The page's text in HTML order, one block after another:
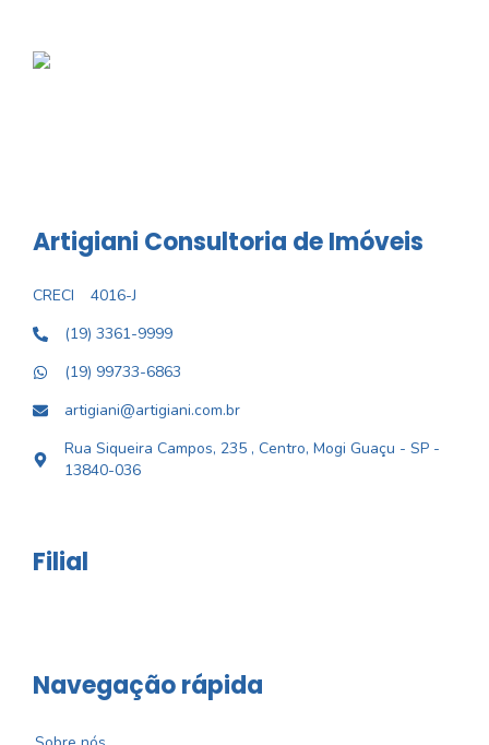
Artigiani Consultoria de Imóveis
CRECI
4016-J
(19) 3361-9999
(19) 99733-6863
artigiani@artigiani.com.br
Rua Siqueira Campos, 235 , Centro, Mogi Guaçu - SP -
13840-036
Filial
Navegação rápida